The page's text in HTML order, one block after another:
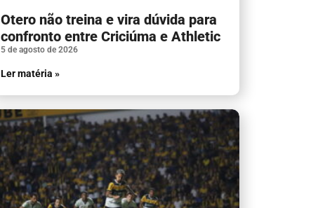
Otero não treina e vira dúvida para
confronto entre Criciúma e Athletic
5 de agosto de 2026
Ler matéria »